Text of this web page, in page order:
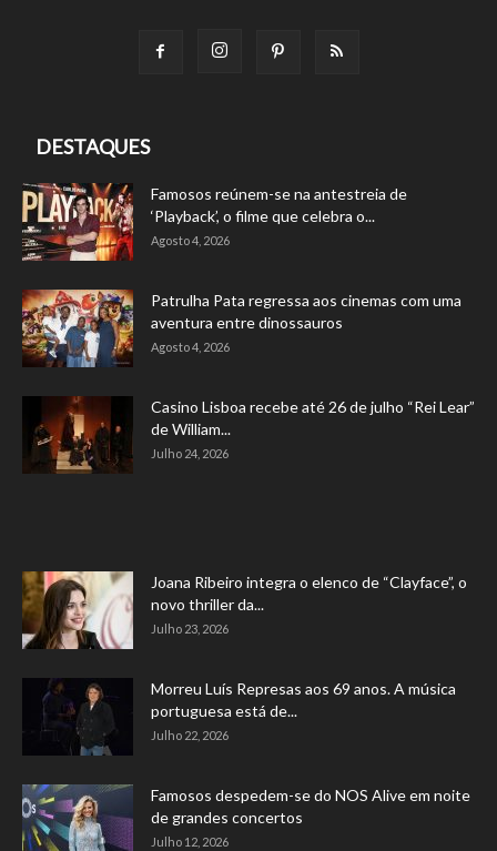
DESTAQUES
Famosos reúnem-se na antestreia de
‘Playback’, o filme que celebra o...
Agosto 4, 2026
Patrulha Pata regressa aos cinemas com uma
aventura entre dinossauros
Agosto 4, 2026
Casino Lisboa recebe até 26 de julho “Rei Lear”
de William...
Julho 24, 2026
Joana Ribeiro integra o elenco de “Clayface”, o
novo thriller da...
Julho 23, 2026
Morreu Luís Represas aos 69 anos. A música
portuguesa está de...
Julho 22, 2026
Famosos despedem-se do NOS Alive em noite
de grandes concertos
Julho 12, 2026